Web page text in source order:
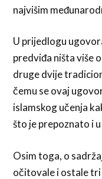
najvišim
U prijedlogu
predviđa ništa više
druge dvije
čemu se ovaj
islamskog učenja
što je prepoznato i
Osim toga, o
očitovale i ostale tri